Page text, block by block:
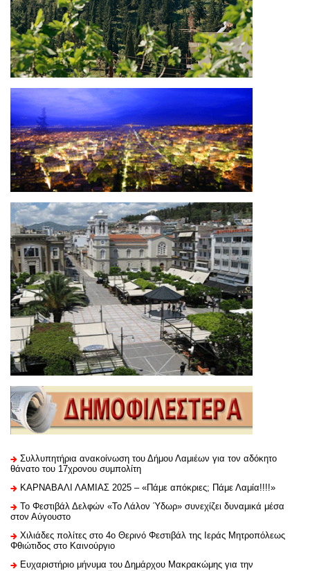
Συλλυπητήρια ανακοίνωση του Δήμου Λαμιέων για τον αδόκητο
θάνατο του 17χρονου συμπολίτη
ΚΑΡΝΑΒΑΛΙ ΛΑΜΙΑΣ 2025 – «Πάμε απόκριες; Πάμε Λαμία!!!!»
Το Φεστιβάλ Δελφών «Το Λάλον Ύδωρ» συνεχίζει δυναμικά μέσα
στον Αύγουστο
Χιλιάδες πολίτες στο 4ο Θερινό Φεστιβάλ της Ιεράς Μητροπόλεως
Φθιώτιδος στο Καινούργιο
Ευχαριστήριo μήνυμα του Δημάρχου Μακρακώμης για την